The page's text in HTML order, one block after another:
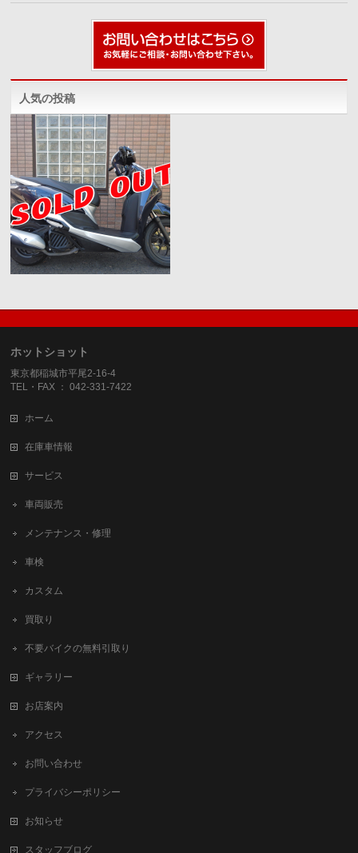
人気の投稿
ホットショット
東京都稲城市平尾2-16-4
TEL・FAX ： 042-331-7422
ホーム
在庫車情報
サービス
車両販売
メンテナンス・修理
車検
カスタム
買取り
不要バイクの無料引取り
ギャラリー
お店案内
アクセス
お問い合わせ
プライバシーポリシー
お知らせ
スタッフブログ